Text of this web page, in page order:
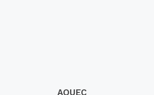
AQUEC